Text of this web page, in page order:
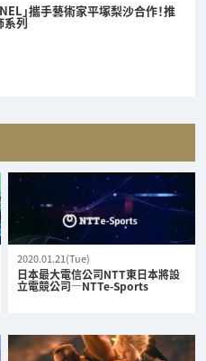
」攜手藝術家平塚梨沙合作！推
系列
2020.01.21(Tue)
日本最大電信公司NTT東日本將設
立電競公司—NTTe-Sports